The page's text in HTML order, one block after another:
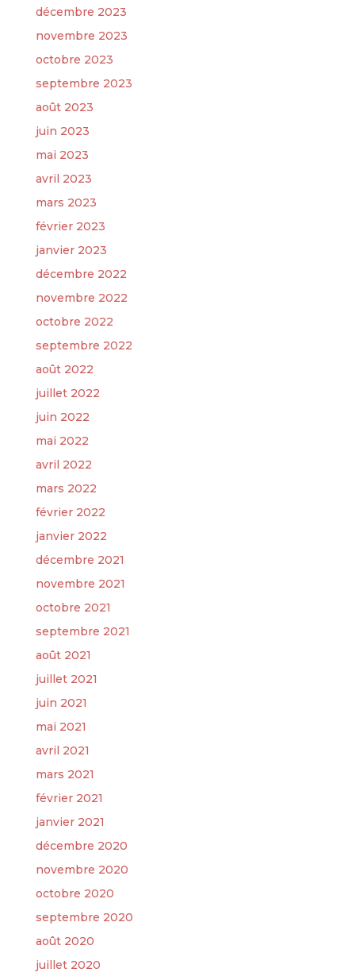
décembre 2023
novembre 2023
octobre 2023
septembre 2023
août 2023
juin 2023
mai 2023
avril 2023
mars 2023
février 2023
janvier 2023
décembre 2022
novembre 2022
octobre 2022
septembre 2022
août 2022
juillet 2022
juin 2022
mai 2022
avril 2022
mars 2022
février 2022
janvier 2022
décembre 2021
novembre 2021
octobre 2021
septembre 2021
août 2021
juillet 2021
juin 2021
mai 2021
avril 2021
mars 2021
février 2021
janvier 2021
décembre 2020
novembre 2020
octobre 2020
septembre 2020
août 2020
juillet 2020